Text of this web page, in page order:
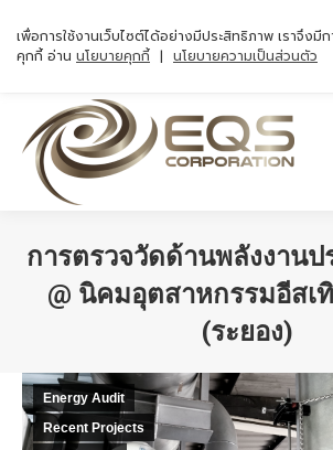
การตรวจวัดด้านพลังงานป
@ นิคมอุตสาหกรรมอีสเ
(ระยอง)
Energy Audit
Recent Projects
เพื่อการใช้งานเว็บไซต์ได้อย่างมีประสิทธิภาพ เราจึงมีก
คุกกี้ อ่าน นโยบายคุกกี้ | นโยบายความเป็นส่วนตัว